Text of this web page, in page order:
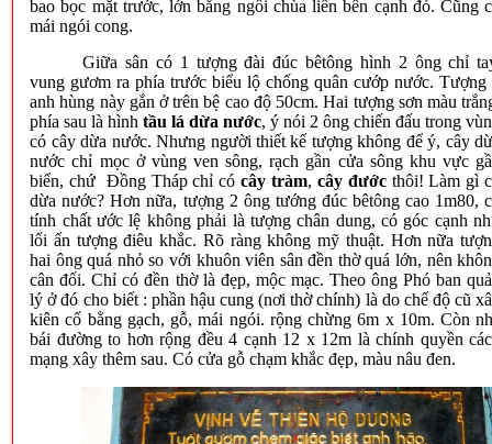
bao bọc mặt trước, lớn bằng ngôi chùa liền bên cạnh đó. Cũng
mái ngói cong.
Giữa sân có 1 tượng đài đúc bêtông hình 2 ông chỉ
vung gươm ra phía trước biểu lộ chống quân cướp nước. Tượng
anh hùng này gắn ở trên bệ cao độ 50cm. Hai tượng sơn màu
phía sau là hìnhtầu lá dừa nước, ý nói 2 ông chiến đấu trong
có cây dừa nước. Nhưng người thiết kế tượng không để ý, cây
nước chỉ mọc ở vùng ven sông, rạch gần cửa sông khu vực
biển, chứ Đồng Tháp chỉ cócây tràm, cây đướcthôi! Làm gì
dừa nước? Hơn nữa, tượng 2 ông tướng đúc bêtông cao 1m80,
tính chất ước lệ không phải là tượng chân dung, có góc cạnh
lối ấn tượng điêu khắc. Rõ ràng không mỹ thuật. Hơn nữa
hai ông quá nhỏ so với khuôn viên sân đền thờ quá lớn, nên
cân đối. Chỉ có đền thờ là đẹp, mộc mạc. Theo ông Phó ban
lý ở đó cho biết : phần hậu cung (nơi thờ chính) là do chế độ cũ
kiên cố bằng gạch, gỗ, mái ngói. rộng chừng 6m x 10m. Còn
bái đường to hơn rộng đều 4 cạnh 12 x 12m là chính quyền
mạng xây thêm sau. Có cửa gỗ chạm khắc đẹp, màu nâu đen.